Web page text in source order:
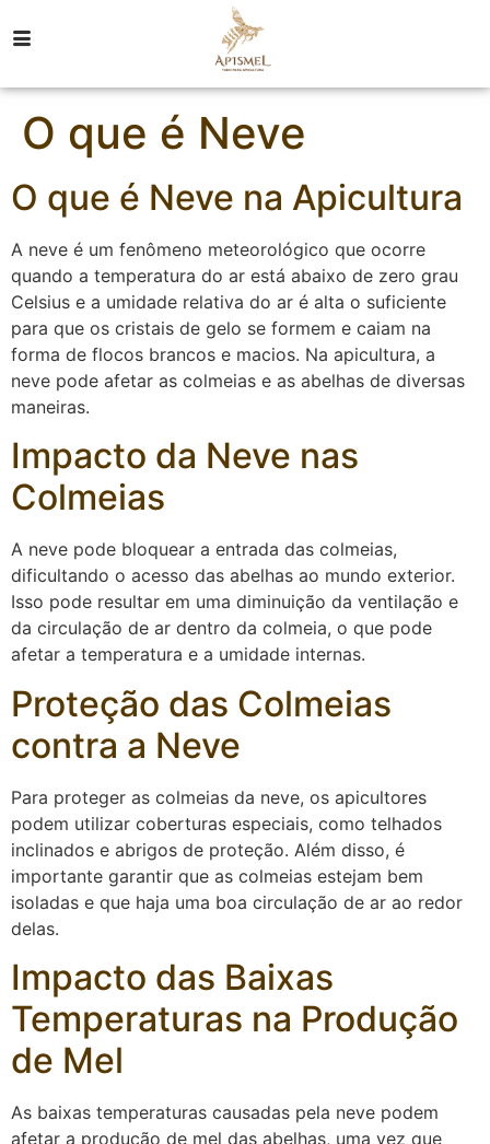
O que é Neve
O que é Neve na Apicultura
A neve é um fenômeno meteorológico que ocorre
quando a temperatura do ar está abaixo de zero grau
Celsius e a umidade relativa do ar é alta o suficiente
para que os cristais de gelo se formem e caiam na
forma de flocos brancos e macios. Na apicultura, a
neve pode afetar as colmeias e as abelhas de diversas
maneiras.
Impacto da Neve nas
Colmeias
A neve pode bloquear a entrada das colmeias,
dificultando o acesso das abelhas ao mundo exterior.
Isso pode resultar em uma diminuição da ventilação e
da circulação de ar dentro da colmeia, o que pode
afetar a temperatura e a umidade internas.
Proteção das Colmeias
contra a Neve
Para proteger as colmeias da neve, os apicultores
podem utilizar coberturas especiais, como telhados
inclinados e abrigos de proteção. Além disso, é
importante garantir que as colmeias estejam bem
isoladas e que haja uma boa circulação de ar ao redor
delas.
Impacto das Baixas
Temperaturas na Produção
de Mel
As baixas temperaturas causadas pela neve podem
afetar a produção de mel das abelhas, uma vez que